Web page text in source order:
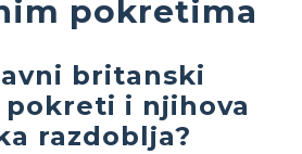
pokretima
britanski
i njihova
razdoblja?